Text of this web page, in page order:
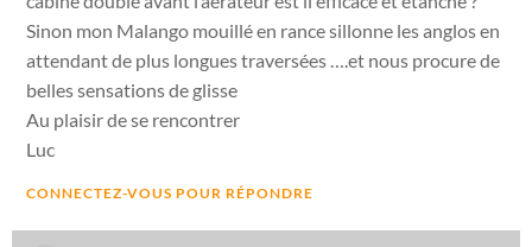
Sinon mon Malango mouillé en rance sillonne les anglos en
attendant de plus longues traversées ….et nous procure de
belles sensations de glisse
Au plaisir de se rencontrer
Luc
CONNECTEZ-VOUS POUR RÉPONDRE